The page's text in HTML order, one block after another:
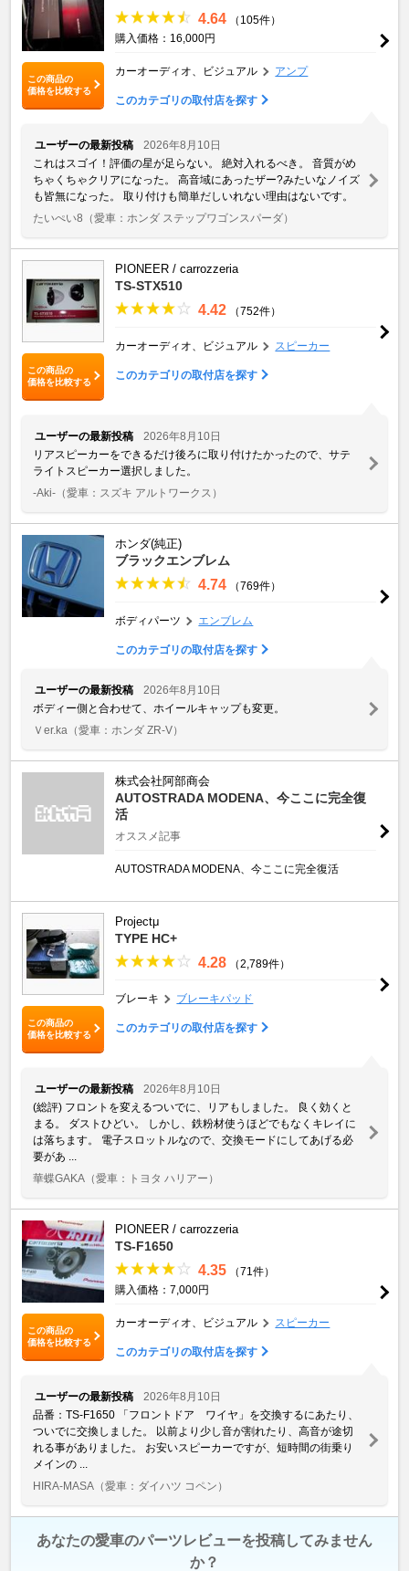
この商品の
価格を比較する
4.64
（105件）
購入価格：16,000円
カーオーディオ、ビジュアル アンプ
このカテゴリの取付店を探す
ユーザーの最新投稿
2026年8月10日
これはスゴイ！評価の星が足らない。 絶対入れるべき。 音質がめ
ちゃくちゃクリアになった。 高音域にあったザー?みたいなノイズ
も皆無になった。 取り付けも簡単だしいれない理由はないです。
たいぺい8 （愛車：ホンダ ステップワゴンスパーダ）
この商品の
価格を比較する
PIONEER / carrozzeria
TS-STX510
4.42 （752件）
カーオーディオ、ビジュアル スピーカー
このカテゴリの取付店を探す
ユーザーの最新投稿
2026年8月10日
リアスピーカーをできるだけ後ろに取り付けたかったので、サテ
ライトスピーカー選択しました。
-Aki- （愛車：スズキ アルトワークス）
ホンダ(純正)
ブラックエンブレム
4.74 （769件）
ボディパーツ エンブレム
このカテゴリの取付店を探す
ユーザーの最新投稿
2026年8月10日
ボディー側と合わせて、ホイールキャップも変更。
Ｖer.ka （愛車：ホンダ ZR-V）
株式会社阿部商会
AUTOSTRADA MODENA、今ここに完全復
活
オススメ記事
AUTOSTRADA MODENA、今ここに完全復活
この商品の
価格を比較する
Projectμ
TYPE HC+
4.28 （2,789件）
ブレーキ ブレーキパッド
このカテゴリの取付店を探す
ユーザーの最新投稿
2026年8月10日
(総評) フロントを変えるついでに、リアもしました。 良く効くと
まる。 ダストひどい。 しかし、鉄粉材使うほどでもなくキレイに
は落ちます。 電子スロットルなので、交換モードにしてあげる必
要があ ...
華蝶GAKA （愛車：トヨタ ハリアー）
この商品の
価格を比較する
PIONEER / carrozzeria
TS-F1650
4.35
（71件）
購入価格：7,000円
カーオーディオ、ビジュアル スピーカー
このカテゴリの取付店を探す
ユーザーの最新投稿
2026年8月10日
品番：TS-F1650 「フロントドア ワイヤ」を交換するにあたり、
ついでに交換しました。 以前より少し音が割れたり、高音が途切
れる事がありました。 お安いスピーカーですが、短時間の街乗り
メインの ...
HIRA-MASA （愛車：ダイハツ コペン）
あなたの愛車のパーツレビューを投稿してみません
か？